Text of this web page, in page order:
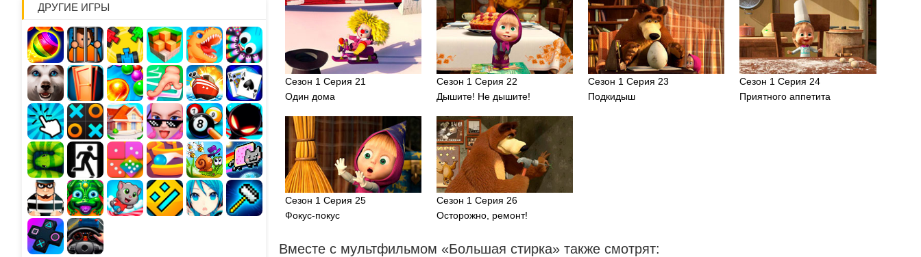
ДРУГИЕ ИГРЫ
Сезон 1 Серия 21
Один дома
Сезон 1 Серия 22
Дышите! Не дышите!
Сезон 1 Серия 23
Подкидыш
Сезон 1 Серия 24
Приятного аппетита
Сезон 1 Серия 25
Фокус-покус
Сезон 1 Серия 26
Осторожно, ремонт!
Вместе с мультфильмом «Большая стирка» также смотрят: